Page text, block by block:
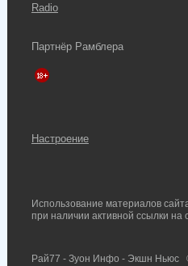
Radio
Партнёр Рамблера
Настроение
Использование материалов
при наличии активной ссылки на
Рай77 - Зуон Инфо - Экшн Ньюс